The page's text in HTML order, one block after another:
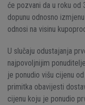
će pozvani da u roku
dopunu odnosno
odnosi na visinu
U slučaju odustajanja
najpovoljnijim
je ponudio višu cijenu
primitka obavijesti
cijenu koju je ponudio